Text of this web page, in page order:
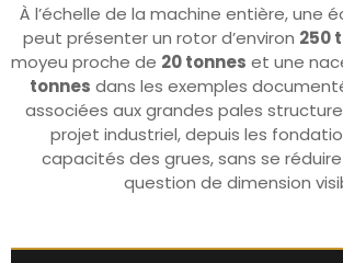
À l’échelle de la machine entière, une
peut présenter un rotor d’environ 250
moyeu proche de 20 tonnes et une
tonnes dans les exemples
associées aux grandes pales
projet industriel, depuis les
capacités des grues, sans se
question de dimension